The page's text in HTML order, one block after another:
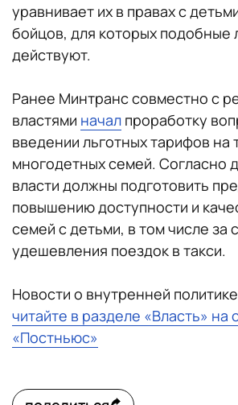
уравнивает их в правах с
бойцов, для которых подобные
действуют.
Ранее Минтранс совместно с
властями начал проработку
введении льготных тарифов на
многодетных семей. Согласно
власти должны подготовить
повышению доступности и
семей с детьми, в том числе за
удешевления поездок в такси.
Новости о внутренней
читайте в разделе «Власть» на
«Постньюс»